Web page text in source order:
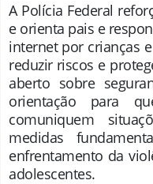
A Polícia Federal
e orienta pais e
internet por crianças
reduzir riscos e
aberto sobre
orientação para
comuniquem
medidas
enfrentamento da
adolescentes.